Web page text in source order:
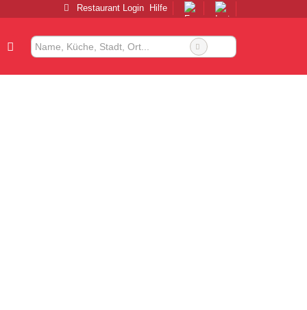
Restaurant Login Hilfe